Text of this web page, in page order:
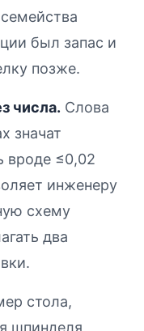
был запас и
позже.
числа. Слова
значат
вроде ≤0,02
инженеру
схему
два
стола,
шпинделя